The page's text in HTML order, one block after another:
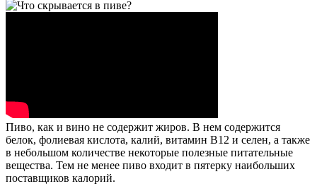
Пиво, как и вино не содержит жиров. В нем содержится
белок, фолиевая кислота, калий, витамин B12 и селен, а также
в небольшом количестве некоторые полезные питательные
вещества. Тем не менее пиво входит в пятерку наибольших
поставщиков калорий.